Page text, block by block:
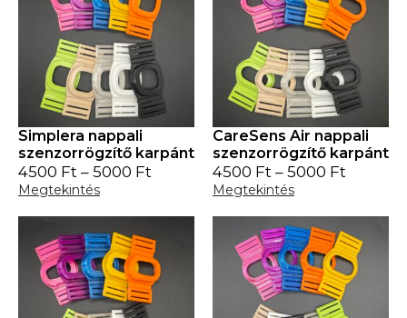
Simplera nappali
szenzorrögzítő karpánt
4500 Ft – 5000 Ft
Megtekintés
CareSens Air nappali
szenzorrögzítő karpánt
4500 Ft – 5000 Ft
Megtekintés